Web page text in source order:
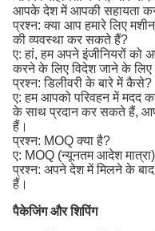
आपके देश में आपकी सहायता
प्रश्न: क्या आप हमारे लिए
की व्यवस्था कर सकते हैं?
ए: हां, हम अपने इंजीनियरों को
करने के लिए विदेश जाने के लिए
प्रश्न: डिलीवरी के बारे में कैसे?
ए: हम आपको परिवहन में मदद
के साथ प्रदान कर सकते हैं,
हैं।
प्रश्न: MOQ क्या है?
ए: MOQ (न्यूनतम आदेश
प्रश्न: अपने देश में मिलने के
हैं।
पैकेजिंग और शिपिंग